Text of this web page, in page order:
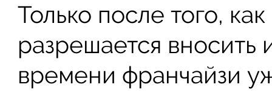
Только после того,
разрешается
времени франчайзи